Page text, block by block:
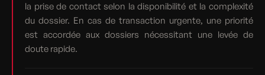
la prise de contact selon la disponibilité et la complexité
du dossier. En cas de transaction urgente, une priorité
est accordée aux dossiers nécessitant une levée de
doute rapide.